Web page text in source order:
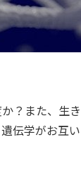
？また、生
伝学がお互